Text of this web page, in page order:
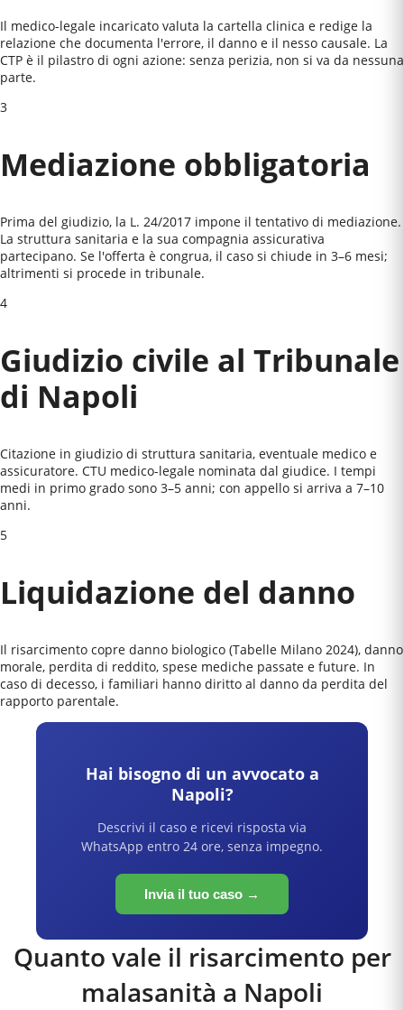
Il medico-legale incaricato valuta la cartella clinica e redige la
relazione che documenta l'errore, il danno e il nesso causale. La
CTP è il pilastro di ogni azione: senza perizia, non si va da nessuna
parte.
3
Mediazione obbligatoria
Prima del giudizio, la L. 24/2017 impone il tentativo di mediazione.
La struttura sanitaria e la sua compagnia assicurativa
partecipano. Se l'offerta è congrua, il caso si chiude in 3–6 mesi;
altrimenti si procede in tribunale.
4
Giudizio civile al Tribunale
di Napoli
Citazione in giudizio di struttura sanitaria, eventuale medico e
assicuratore. CTU medico-legale nominata dal giudice. I tempi
medi in primo grado sono 3–5 anni; con appello si arriva a 7–10
anni.
5
Liquidazione del danno
Il risarcimento copre danno biologico (Tabelle Milano 2024), danno
morale, perdita di reddito, spese mediche passate e future. In
caso di decesso, i familiari hanno diritto al danno da perdita del
rapporto parentale.
Hai bisogno di un avvocato a
Napoli?
Descrivi il caso e ricevi risposta via
WhatsApp entro 24 ore, senza impegno.
Invia il tuo caso →
Quanto vale il risarcimento per
malasanità a Napoli